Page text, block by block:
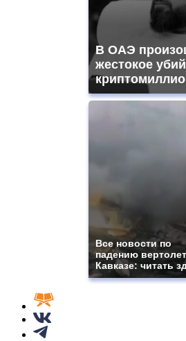
В ОАЭ
жестокое
Все новости по
падению
Кавказе: читать